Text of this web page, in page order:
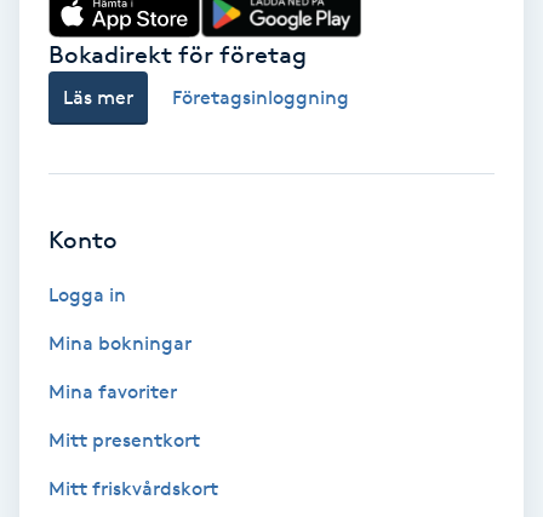
Kiropraktik
Klangmassage
Koppningsmassage
Bokadirekt för företag
Läs mer Företagsinloggning
Konto
Logga in
Mina bokningar
Mina favoriter
Mitt presentkort
Mitt friskvårdskort